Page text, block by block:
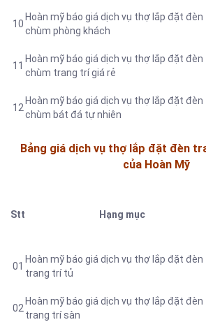
10
Hoàn mỹ báo giá dịch vụ thợ lắp đặt đèn
chùm phòng khách
11
Hoàn mỹ báo giá dịch vụ thợ lắp đặt đèn
chùm trang trí giá rẻ
12
Hoàn mỹ báo giá dịch vụ thợ lắp đặt đèn
chùm bát đá tự nhiên
Bảng giá dịch vụ thợ lắp đặt đèn
của Hoàn Mỹ
Stt Hạng mục
01
Hoàn mỹ báo giá dịch vụ thợ lắp đặt đèn
trang trí tủ
02
Hoàn mỹ báo giá dịch vụ thợ lắp đặt đèn
trang trí sàn